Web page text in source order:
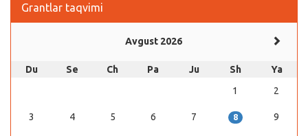
Grantlar taqvimi
Avgust 2026
Du Se Ch Pa Ju Sh
Ya
1
2
3 4 5 6 7 8 9